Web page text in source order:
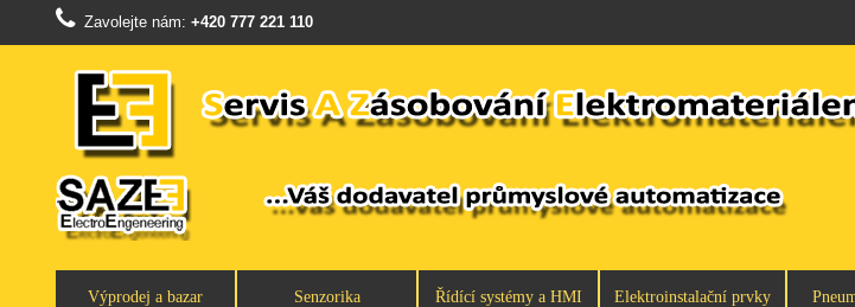
Zavolejte nám: +420 777 221 110
Výprodej a bazar Senzorika Řídící systémy a HMI Elektroinstalační prvky